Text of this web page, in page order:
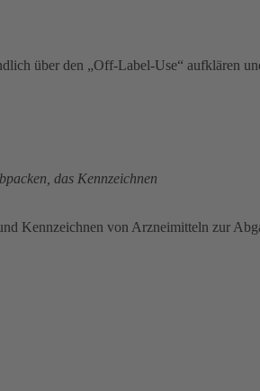
über den „Off-Label-Use“ aufklären
das Kennzeichnen
Kennzeichnen von Arzneimitteln zur